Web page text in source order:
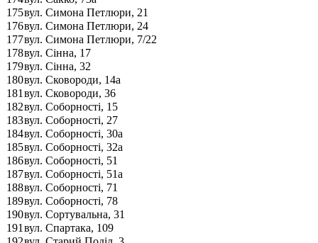
175вул. Симона Петлюри, 21
176вул. Симона Петлюри, 24
177вул. Симона Петлюри, 7/22
178вул. Сінна, 17
179вул. Сінна, 32
180вул. Сковороди, 14а
181 вул. Сковороди, 36
182вул. Соборності, 15
183вул. Соборності, 27
184вул. Соборності, 30а
185вул. Соборності, 32а
186вул. Соборності, 51
187вул. Соборності, 51а
188вул. Соборності, 71
189вул. Соборності, 78
190вул. Сортувальна, 31
191 вул. Спартака, 109